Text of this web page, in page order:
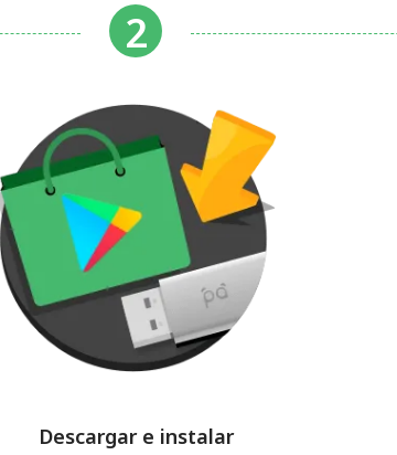
Descargar e instalar